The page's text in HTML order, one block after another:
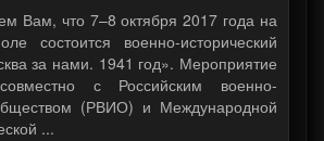
Вам, что 7–8 октября 2017 года на
состоится военно-исторический
за нами. 1941 год». Мероприятие
с Российским военно-
(РВИО) и Международной
...